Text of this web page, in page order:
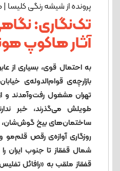
پرونده از شیشه رنگی
تک‌نگاری:
آثار هاکوپ
به احتمال قوی، بسیاری از
بازارچه‌ی قوام‌الدوله‌ی
تهران مشغول رفت‌وآمدند و
طویلش می‌گذرند، خبر
ساختمان‌های بیخ گوش‌شان،
روزگاری آوازه‌ی رقص
شمال قفقاز تا جنوب ایران
قفقاز ملقب به «رافائل